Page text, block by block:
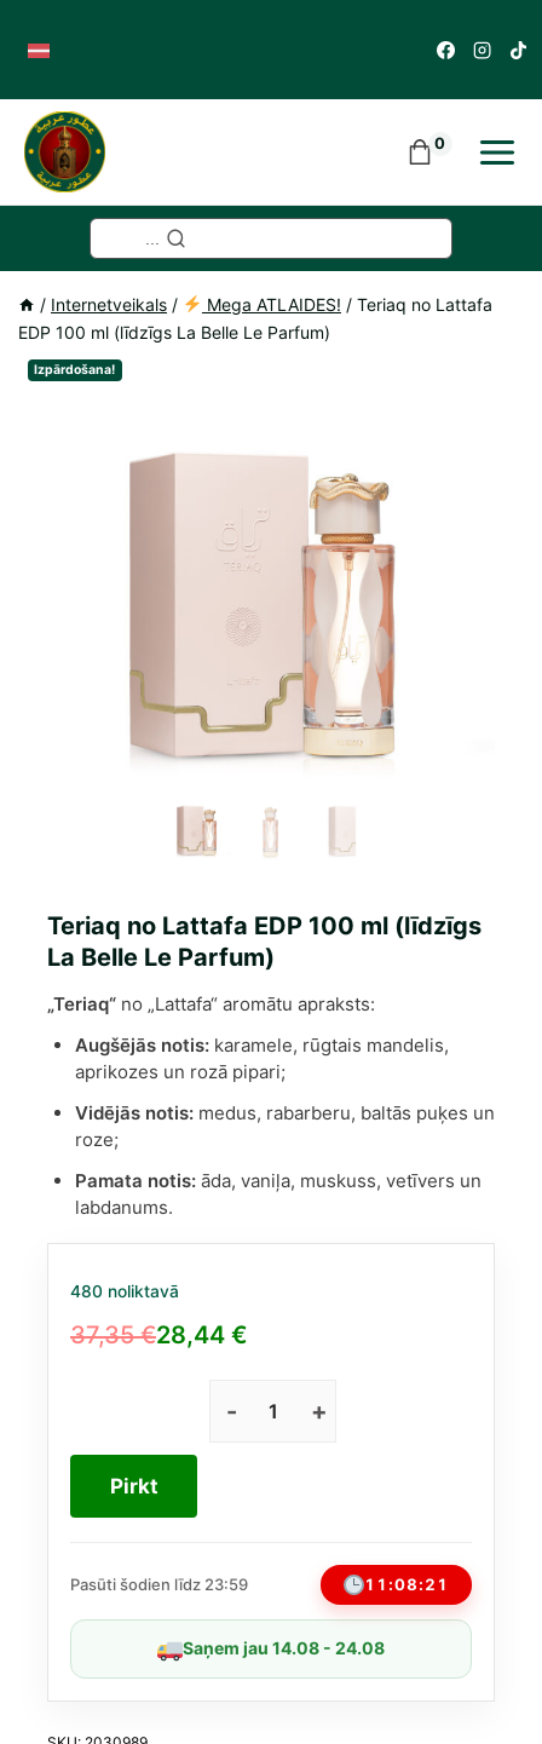
content
0
/ Internetveikals / Mega ATLAIDES! / Teriaq no Lattafa
EDP 100 ml (līdzīgs La Belle Le Parfum)
Izpārdošana!
Teriaq no Lattafa EDP 100 ml (līdzīgs
La Belle Le Parfum)
„Teriaq“ no „Lattafa“ aromātu apraksts:
Augšējās notis:karamele, rūgtais mandelis,
aprikozes un rozā pipari;
Vidējās notis:medus, rabarberu, baltās puķes un
roze;
Pamata notis:āda, vaniļa, muskuss, vetīvers un
labdanums.
480 noliktavā
37,35€
Original
37,35 €.
28,44 €
Current
28,44 €.
Teriaq
(līdzīgs
Le
Pirkt
Pasūti šodien līdz 23:59 11:08:20
Saņem jau 14.08 - 24.08